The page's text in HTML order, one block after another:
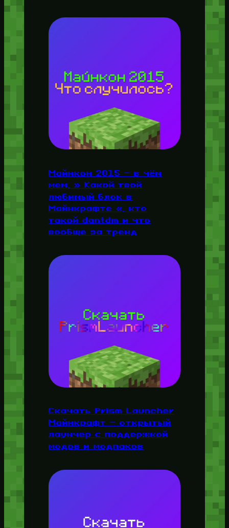
Майнкон 2015 — в чём
мем, » Какой твой
любимый блок в
Майнкрафте «, кто
такой dantdm и что
вообще за тренд
Скачать Prism Launcher
Майнкрафт — открытый
лаунчер с поддержкой
модов и модпаков